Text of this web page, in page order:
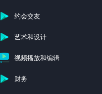
约会交友
艺术和设计
视频播放和编辑
财务